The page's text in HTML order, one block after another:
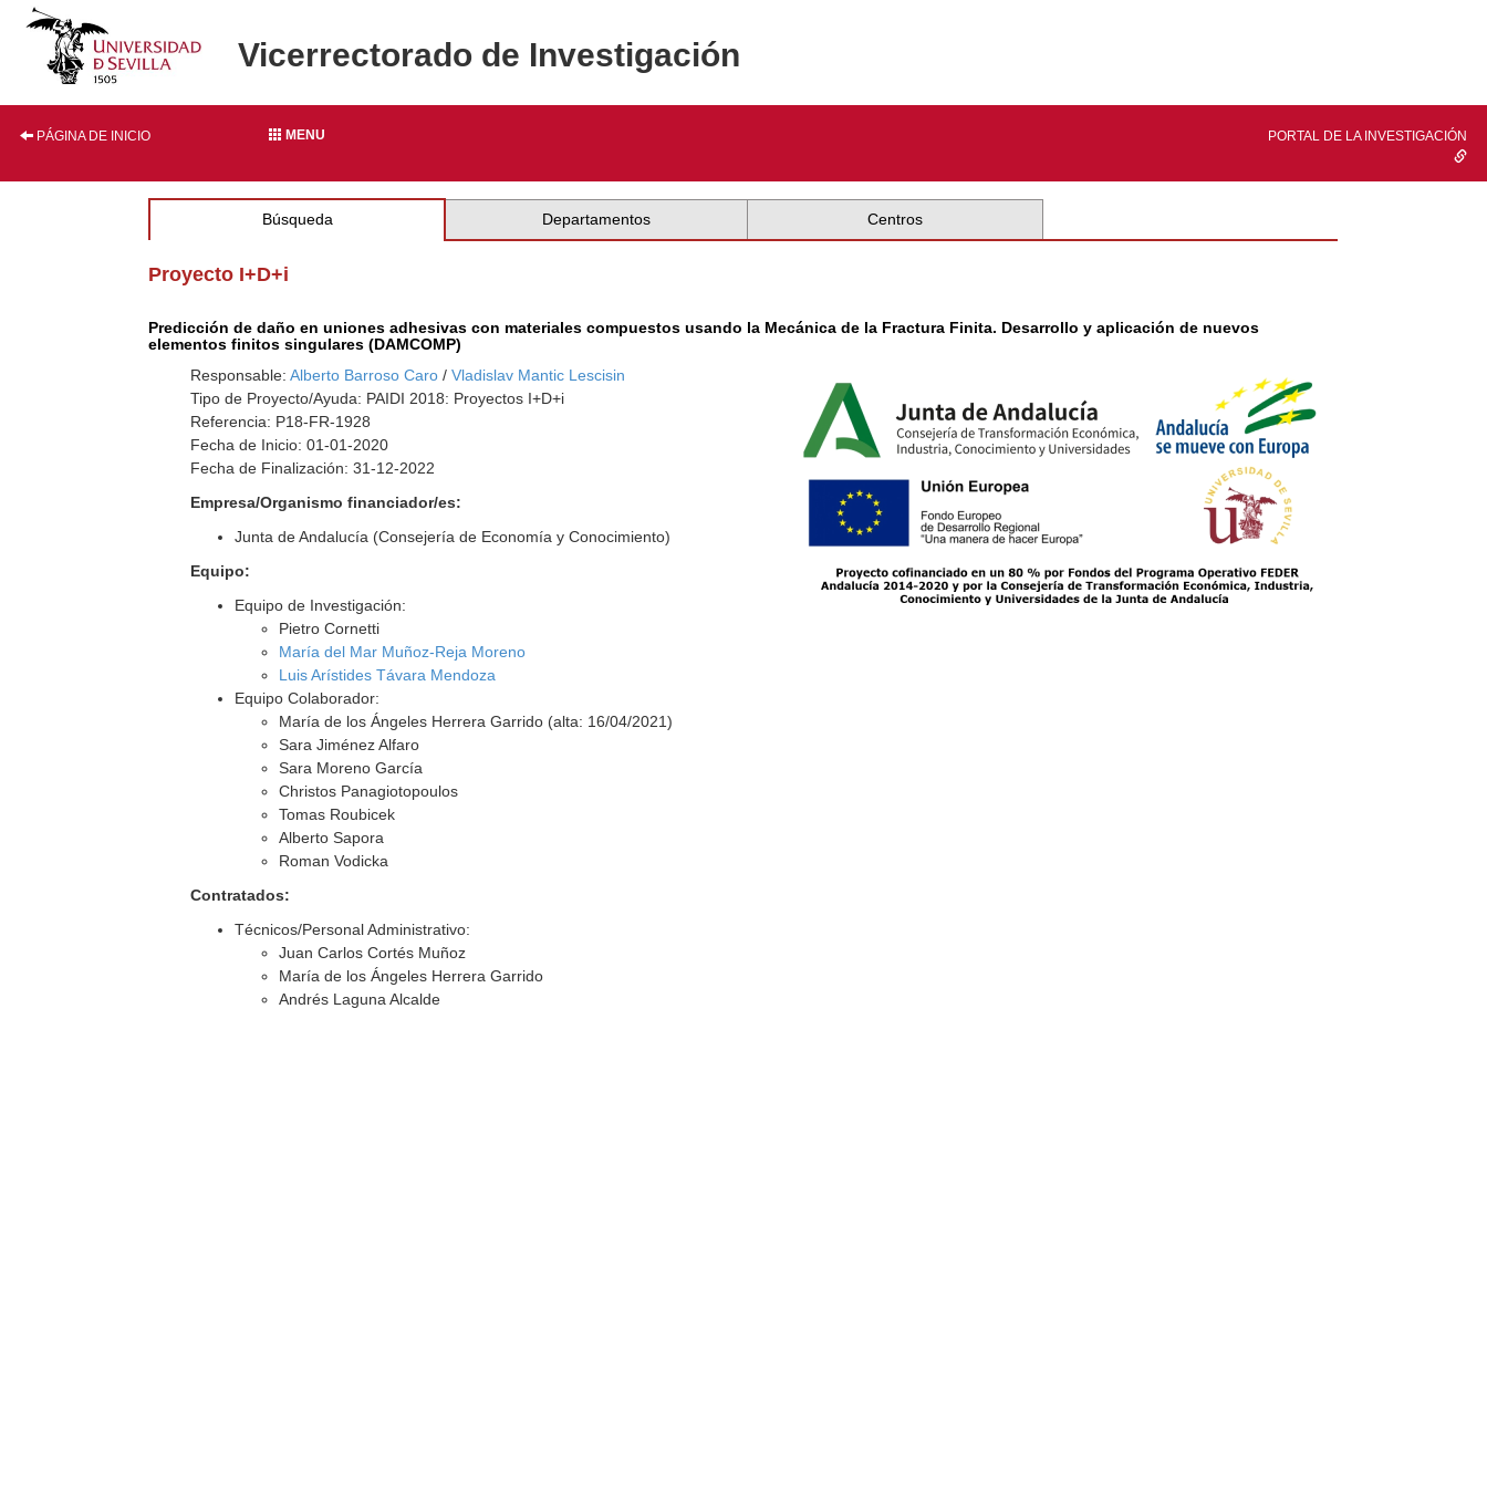
Vicerrectorado de Investigación
PÁGINA DE INICIO MENU PORTAL DE LA INVESTIGACIÓN
Búsqueda Departamentos Centros
Proyecto I+D+i
Predicción de daño en uniones adhesivas con materiales compuestos usando la Mecánica de la Fractura Finita. Desarrollo y aplicación de nuevos
elementos finitos singulares (DAMCOMP)
Responsable:Alberto Barroso Caro /Vladislav Mantic Lescisin
Tipo de Proyecto/Ayuda: PAIDI 2018: Proyectos I+D+i
Referencia: P18-FR-1928
Fecha de Inicio: 01-01-2020
Fecha de Finalización: 31-12-2022
Empresa/Organismo financiador/es:
Junta de Andalucía (Consejería de Economía y Conocimiento)
Equipo:
Equipo de Investigación:
Pietro Cornetti
María del Mar Muñoz-Reja Moreno
Luis Arístides Távara Mendoza
Equipo Colaborador:
María de los Ángeles Herrera Garrido (alta: 16/04/2021)
Sara Jiménez Alfaro
Sara Moreno García
Christos Panagiotopoulos
Tomas Roubicek
Alberto Sapora
Roman Vodicka
Contratados:
Técnicos/Personal Administrativo:
Juan Carlos Cortés Muñoz
María de los Ángeles Herrera Garrido
Andrés Laguna Alcalde